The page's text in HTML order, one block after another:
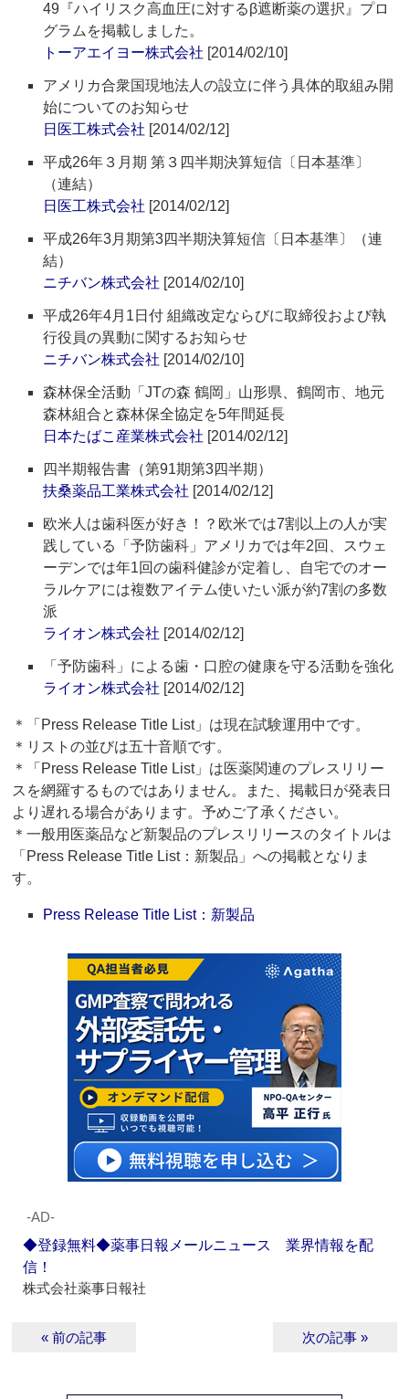
49『ハイリスク高血圧に対するβ遮断薬の選択』プロ
グラムを掲載しました。
トーアエイヨー株式会社 [2014/02/10]
アメリカ合衆国現地法人の設立に伴う具体的取組み開
始についてのお知らせ
日医工株式会社 [2014/02/12]
平成26年３月期 第３四半期決算短信〔日本基準〕
（連結）
日医工株式会社 [2014/02/12]
平成26年3月期第3四半期決算短信〔日本基準〕（連
結）
ニチバン株式会社 [2014/02/10]
平成26年4月1日付 組織改定ならびに取締役および執
行役員の異動に関するお知らせ
ニチバン株式会社 [2014/02/10]
森林保全活動「JTの森 鶴岡」山形県、鶴岡市、地元
森林組合と森林保全協定を5年間延長
日本たばこ産業株式会社 [2014/02/12]
四半期報告書（第91期第3四半期）
扶桑薬品工業株式会社 [2014/02/12]
欧米人は歯科医が好き！？欧米では7割以上の人が実
践している「予防歯科」アメリカでは年2回、スウェ
ーデンでは年1回の歯科健診が定着し、自宅でのオー
ラルケアには複数アイテム使いたい派が約7割の多数
派
ライオン株式会社 [2014/02/12]
「予防歯科」による歯・口腔の健康を守る活動を強化
ライオン株式会社 [2014/02/12]
＊「Press Release Title List」は現在試験運用中です。
＊リストの並びは五十音順です。
＊「Press Release Title List」は医薬関連のプレスリリー
スを網羅するものではありません。また、掲載日が発表日
より遅れる場合があります。予めご了承ください。
＊一般用医薬品など新製品のプレスリリースのタイトルは
「Press Release Title List：新製品」への掲載となりま
す。
Press Release Title List：新製品
‐AD‐
◆登録無料◆薬事日報メールニュース 業界情報を配
信！
株式会社薬事日報社
« 前の記事 次の記事 »